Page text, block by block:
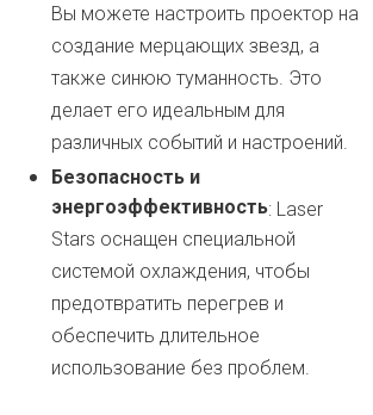
Вы можете настроить проектор на
создание мерцающих звезд, а
также синюю туманность. Это
делает его идеальным для
различных событий и настроений.
Безопасность и
энергоэффективность: Laser
Stars оснащен специальной
системой охлаждения, чтобы
предотвратить перегрев и
обеспечить длительное
использование без проблем.